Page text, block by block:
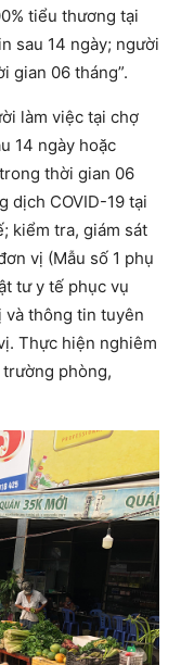
tiểu thương tại
sau 14 ngày; người
gian 06 tháng”.
làm việc tại chợ
14 ngày hoặc
thời gian 06
dịch COVID-19 tại
kiểm tra, giám sát
vị (Mẫu số 1 phụ
tư y tế phục vụ
và thông tin tuyên
Thực hiện nghiêm
phòng,